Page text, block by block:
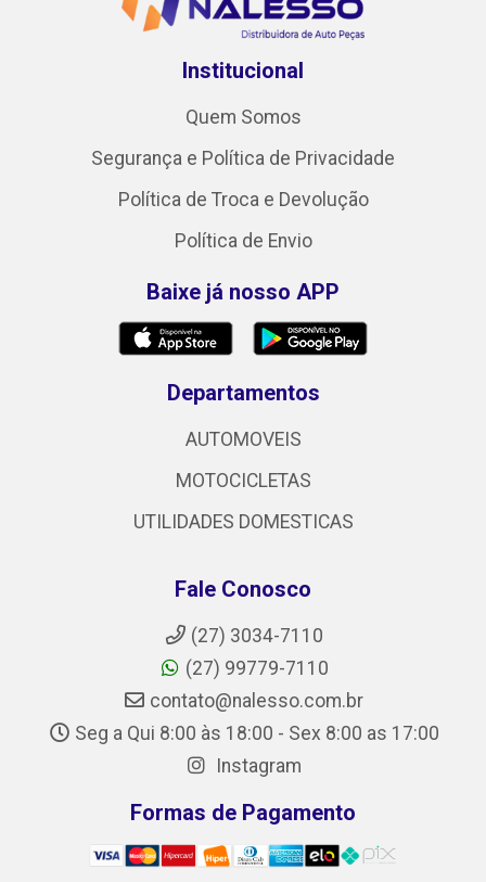
Institucional
Quem Somos
Segurança e Política de Privacidade
Política de Troca e Devolução
Política de Envio
Baixe já nosso APP
Departamentos
AUTOMOVEIS
MOTOCICLETAS
UTILIDADES DOMESTICAS
Fale Conosco
(27) 3034-7110
(27) 99779-7110
contato@nalesso.com.br
Seg a Qui 8:00 às 18:00 - Sex 8:00 as 17:00
Instagram
Formas de Pagamento